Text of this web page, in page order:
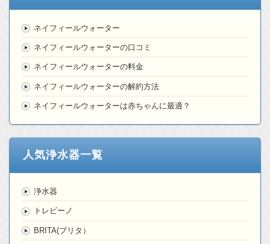
ネイフィールウォーター
ネイフィールウォーターの口コミ
ネイフィールウォーターの料金
ネイフィールウォーターの解約方法
ネイフィールウォーターは赤ちゃんに最適？
人気浄水器一覧
浄水器
トレビーノ
BRITA(ブリタ）